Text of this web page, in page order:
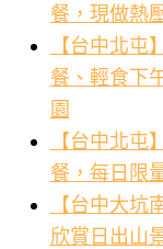
餐，現做熱
【台中北
餐、輕食下
園
【台中北
餐，每日限
【台中大坑
欣賞日出山